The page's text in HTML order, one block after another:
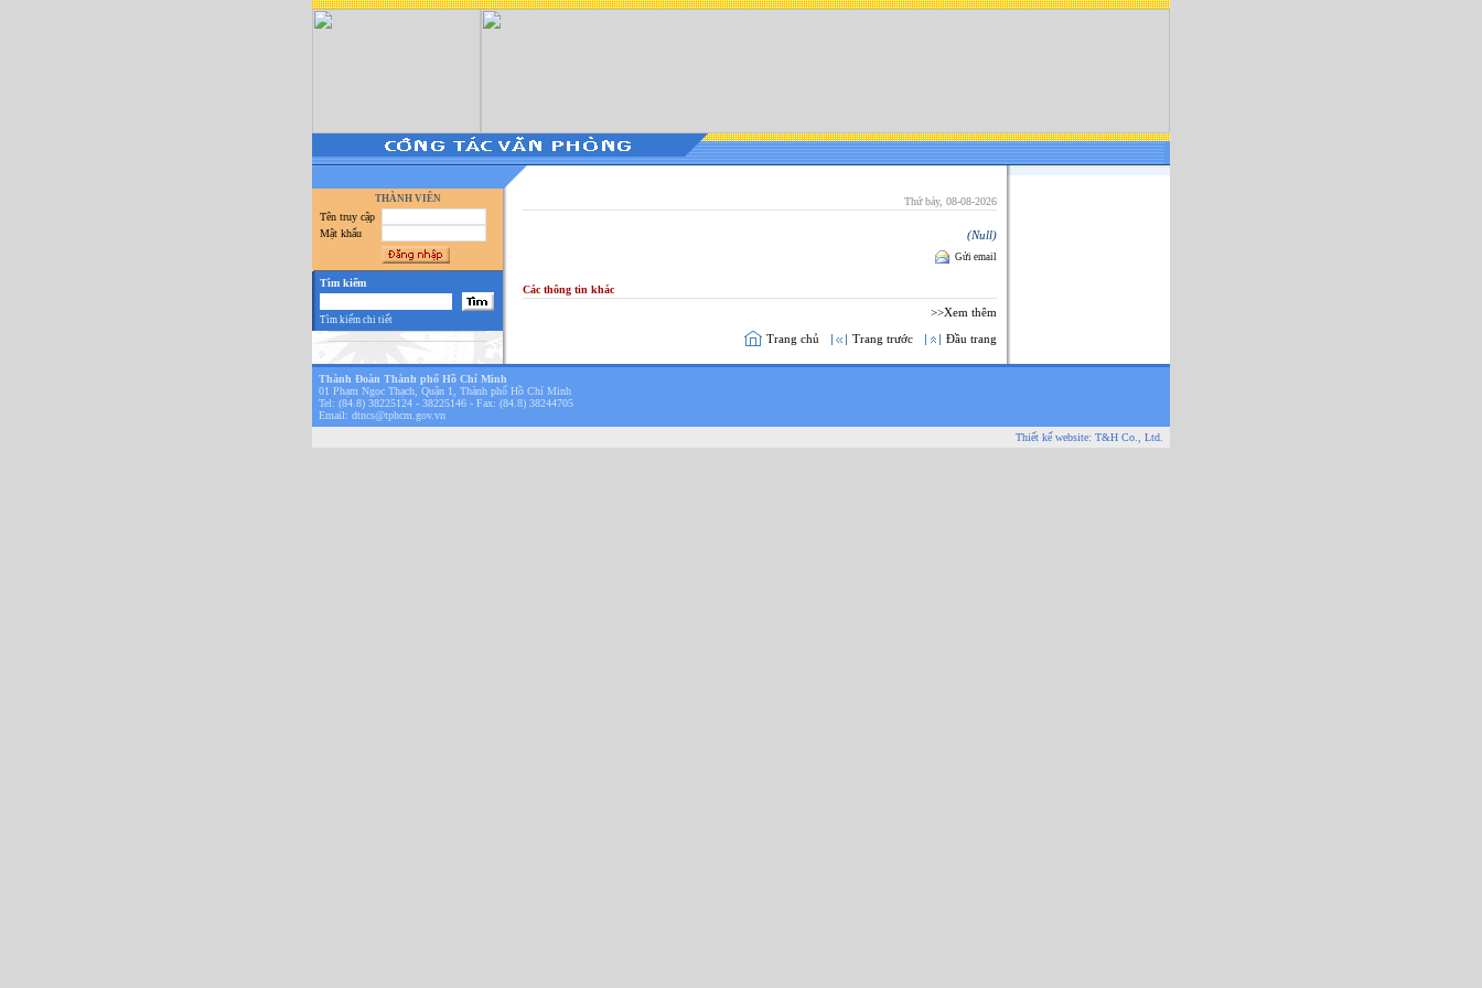
THÀNH VIÊN
Tên truy cập
Mật khẩu
Tìm kiếm
Tìm kiếm chi tiết
Thứ bảy, 08-08-2026
(Null)
Gửi email
Các thông tin khác
>>Xem thêm
Trang chủ Trang trước Đầu trang
Thành Đoàn Thành phố Hồ Chí Minh
01 Phạm Ngọc Thạch, Quận 1, Thành phố Hồ Chí Minh
Tel: (84.8) 38225124 - 38225146 - Fax: (84.8) 38244705
Email: dtncs@tphcm.gov.vn
Thiết kế website: T&H Co., Ltd.